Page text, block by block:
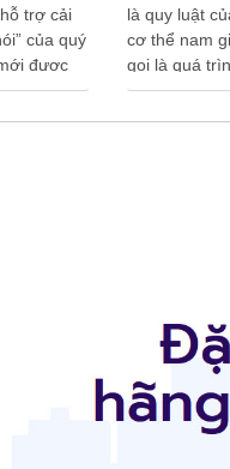
trợ cải
của quý
được
trong viên
là quy luật
cơ thể nam
gọi là quá
nhiên, rất ít